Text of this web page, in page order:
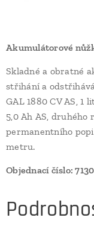
Akumulátorové
Skladné a obratné
střihání a
GAL 1880 CV AS, 1
5,0 Ah AS, druhého
permanentního
metru.
Objednací číslo: